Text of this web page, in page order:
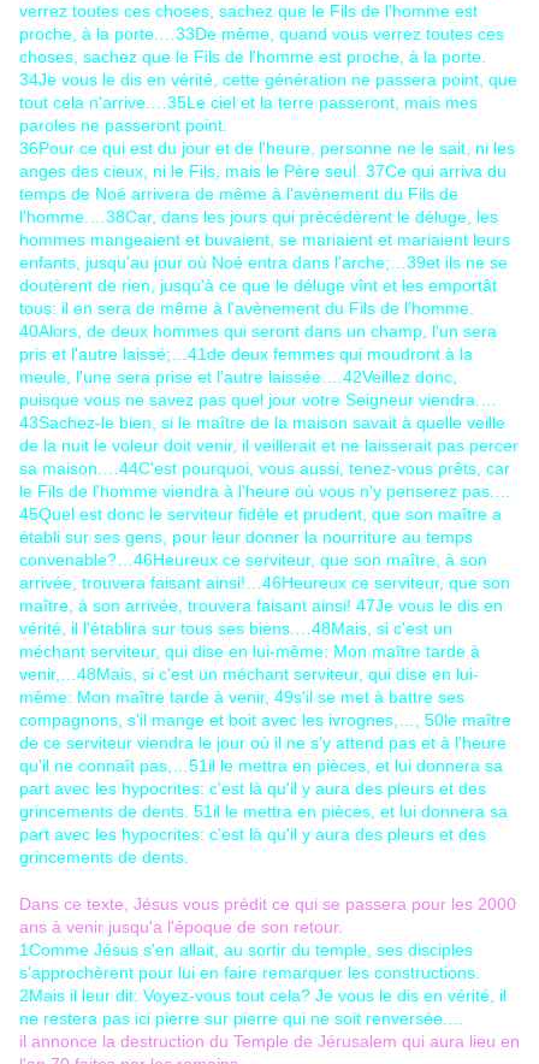
verrez toutes ces choses, sachez que le Fils de l'homme est
proche, à la porte.… 33De même, quand vous verrez toutes ces
choses, sachez que le Fils de l'homme est proche, à la porte.
34Je vous le dis en vérité, cette génération ne passera point, que
tout cela n'arrive.… 35Le ciel et la terre passeront, mais mes
paroles ne passeront point.
36Pour ce qui est du jour et de l'heure, personne ne le sait, ni les
anges des cieux, ni le Fils, mais le Père seul. 37Ce qui arriva du
temps de Noé arrivera de même à l'avènement du Fils de
l'homme.… 38Car, dans les jours qui précédèrent le déluge, les
hommes mangeaient et buvaient, se mariaient et mariaient leurs
enfants, jusqu'au jour où Noé entra dans l'arche;… 39et ils ne se
doutèrent de rien, jusqu'à ce que le déluge vînt et les emportât
tous: il en sera de même à l'avènement du Fils de l'homme.
40Alors, de deux hommes qui seront dans un champ, l'un sera
pris et l'autre laissé;… 41de deux femmes qui moudront à la
meule, l'une sera prise et l'autre laissée.… 42Veillez donc,
puisque vous ne savez pas quel jour votre Seigneur viendra.…
43Sachez-le bien, si le maître de la maison savait à quelle veille
de la nuit le voleur doit venir, il veillerait et ne laisserait pas percer
sa maison.… 44C'est pourquoi, vous aussi, tenez-vous prêts, car
le Fils de l'homme viendra à l'heure où vous n'y penserez pas.…
45Quel est donc le serviteur fidèle et prudent, que son maître a
établi sur ses gens, pour leur donner la nourriture au temps
convenable?… 46Heureux ce serviteur, que son maître, à son
arrivée, trouvera faisant ainsi!… 46Heureux ce serviteur, que son
maître, à son arrivée, trouvera faisant ainsi! 47Je vous le dis en
vérité, il l'établira sur tous ses biens.… 48Mais, si c'est un
méchant serviteur, qui dise en lui-même: Mon maître tarde à
venir,… 48Mais, si c'est un méchant serviteur, qui dise en lui-
même: Mon maître tarde à venir, 49s'il se met à battre ses
compagnons, s'il mange et boit avec les ivrognes,…
50le maître
de ce serviteur viendra le jour où il ne s'y attend pas et à l'heure
qu'il ne connaît pas,… 51 il le mettra en pièces, et lui donnera sa
part avec les hypocrites: c'est là qu'il y aura des pleurs et des
grincements de dents. 51 il le mettra en pièces, et lui donnera sa
part avec les hypocrites: c'est là qu'il y aura des pleurs et des
grincements de dents.
Dans ce texte, Jésus vous prédit ce qui se passera pour les 2000
ans à venir jusqu'a l'époque de son retour.
1Comme Jésus s'en allait, au sortir du temple, ses disciples
s'approchèrent pour lui en faire remarquer les constructions.
2Mais il leur dit: Voyez-vous tout cela? Je vous le dis en vérité, il
ne restera pas ici pierre sur pierre qui ne soit renversée.…
il annonce la destruction du Temple de Jérusalem qui aura lieu en